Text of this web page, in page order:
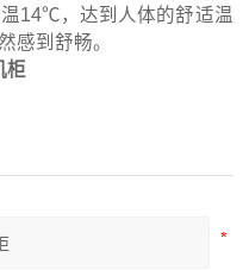
14℃，达到人体的舒适温
感到舒畅。
柜